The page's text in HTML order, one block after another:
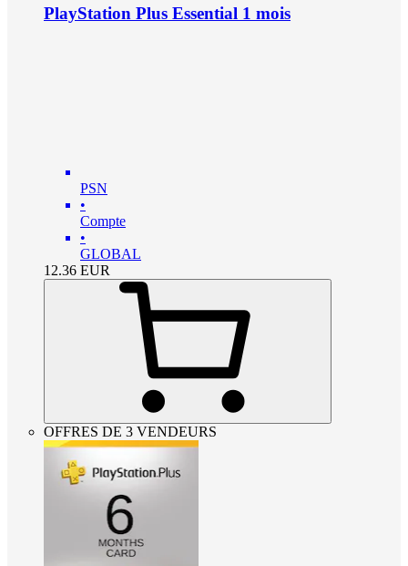
PlayStation Plus Essential 1 mois
PSN
•
Compte
•
GLOBAL
12.36 EUR
OFFRES DE 3 VENDEURS